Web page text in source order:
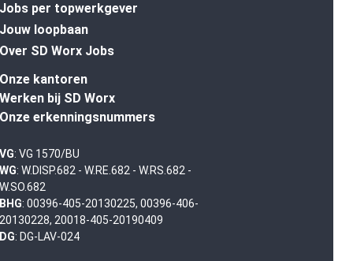
Jobs per topwerkgever
Jouw loopbaan
Over SD Worx Jobs
Onze kantoren
Werken bij SD Worx
Onze erkenningsnummers
VG: VG 1570/BU
WG: W.DISP.682 - W.RE.682 - W.RS.682 -
W.SO.682
BHG: 00396-405-20130225, 00396-406-
20130228, 20018-405-20190409
DG: DG-LAV-024